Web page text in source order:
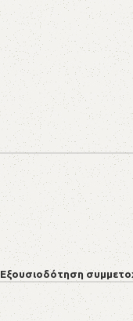
Εξουσιοδότηση